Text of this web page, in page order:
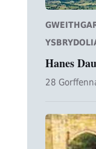
Hanes
28